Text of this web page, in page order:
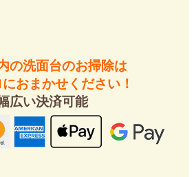
の洗面台のお掃除は
おまかせください！
広い決済可能